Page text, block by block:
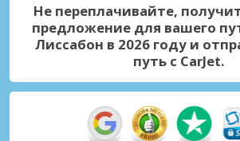
Лиссабон, Оэйраш
Лиссабон, Оэйраш, Португалия
Лиссабон, парк Эдуарда VII
Лиссабон, парк Эдуарда VII,
Лиссабон, Принсипе Реал
Лиссабон, Принсипе Реал,
Не переплачивайте,
предложение для вашего
Лиссабон в 2026 году и
путь с CarJet.